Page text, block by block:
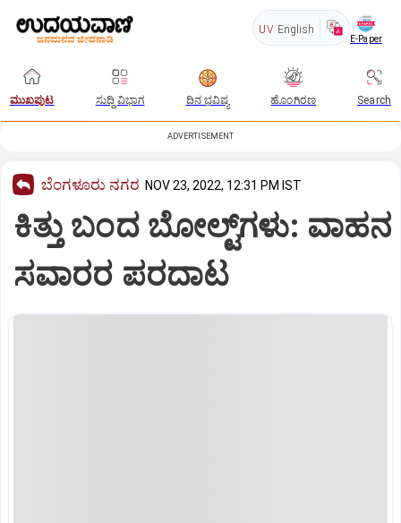
UV English
E-Paper
ಮುಖಪುಟ ಸುದ್ದಿ ವಿಭಾಗ ದಿನ ಭವಿಷ್ಯ ಹೊಂಗಿರಣ Search
ADVERTISEMENT
ಬೆಂಗಳೂರು ನಗರ NOV 23, 2022, 12:31 PM IST
ಕಿತ್ತು ಬಂದ ಬೋಲ್ಟ್‌ಗಳು: ವಾಹನ
ಸವಾರರ ಪರದಾಟ